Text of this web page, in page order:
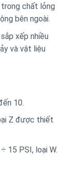
trong chất lỏng
bên ngoài.
xếp nhiều
và vật liệu
10.
Z được thiết
15 PSI, loại W.